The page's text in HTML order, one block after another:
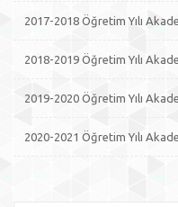
2017-2018 Öğretim Yılı
2018-2019 Öğretim Yılı
2019-2020 Öğretim Yılı
2020-2021 Öğretim Yılı